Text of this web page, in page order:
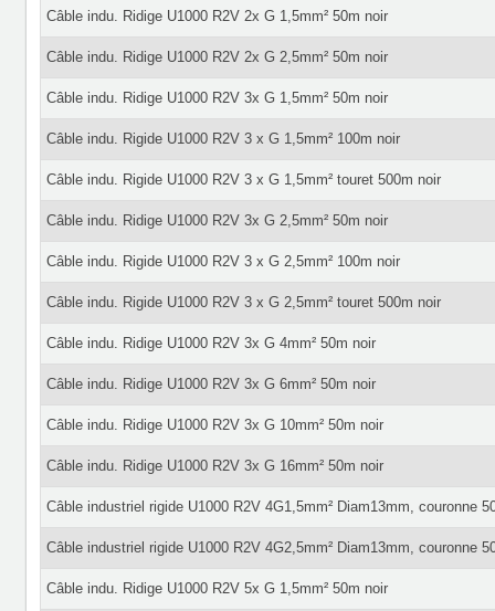
Câble indu. Ridige U1000 R2V 2x G 1,5mm² 50m noir
Câble indu. Ridige U1000 R2V 2x G 2,5mm² 50m noir
Câble indu. Ridige U1000 R2V 3x G 1,5mm² 50m noir
Câble indu. Rigide U1000 R2V 3 x G 1,5mm² 100m noir
Câble indu. Rigide U1000 R2V 3 x G 1,5mm² touret 500m noir
Câble indu. Ridige U1000 R2V 3x G 2,5mm² 50m noir
Câble indu. Rigide U1000 R2V 3 x G 2,5mm² 100m noir
Câble indu. Rigide U1000 R2V 3 x G 2,5mm² touret 500m noir
Câble indu. Ridige U1000 R2V 3x G 4mm² 50m noir
Câble indu. Ridige U1000 R2V 3x G 6mm² 50m noir
Câble indu. Ridige U1000 R2V 3x G 10mm² 50m noir
Câble indu. Ridige U1000 R2V 3x G 16mm² 50m noir
Câble industriel rigide U1000 R2V 4G1,5mm² Diam13mm, couronne
Câble industriel rigide U1000 R2V 4G2,5mm² Diam13mm, couronne
Câble indu. Ridige U1000 R2V 5x G 1,5mm² 50m noir